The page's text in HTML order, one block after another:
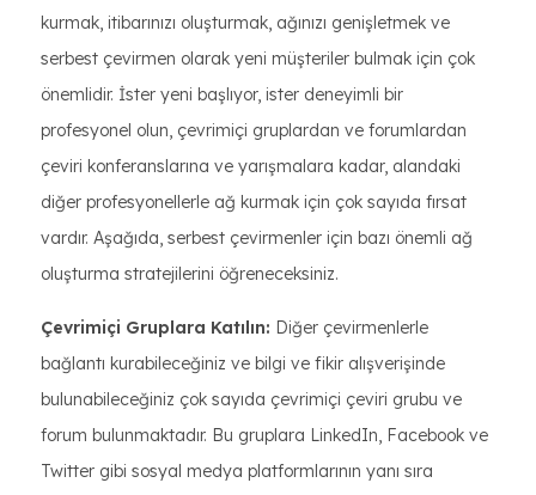
kurmak, itibarınızı oluşturmak, ağınızı genişletmek ve
serbest çevirmen olarak yeni müşteriler bulmak için çok
önemlidir. İster yeni başlıyor, ister deneyimli bir
profesyonel olun, çevrimiçi gruplardan ve forumlardan
çeviri konferanslarına ve yarışmalara kadar, alandaki
diğer profesyonellerle ağ kurmak için çok sayıda fırsat
vardır. Aşağıda, serbest çevirmenler için bazı önemli ağ
oluşturma stratejilerini öğreneceksiniz.
Çevrimiçi Gruplara Katılın: Diğer çevirmenlerle
bağlantı kurabileceğiniz ve bilgi ve fikir alışverişinde
bulunabileceğiniz çok sayıda çevrimiçi çeviri grubu ve
forum bulunmaktadır. Bu gruplara LinkedIn, Facebook ve
Twitter gibi sosyal medya platformlarının yanı sıra